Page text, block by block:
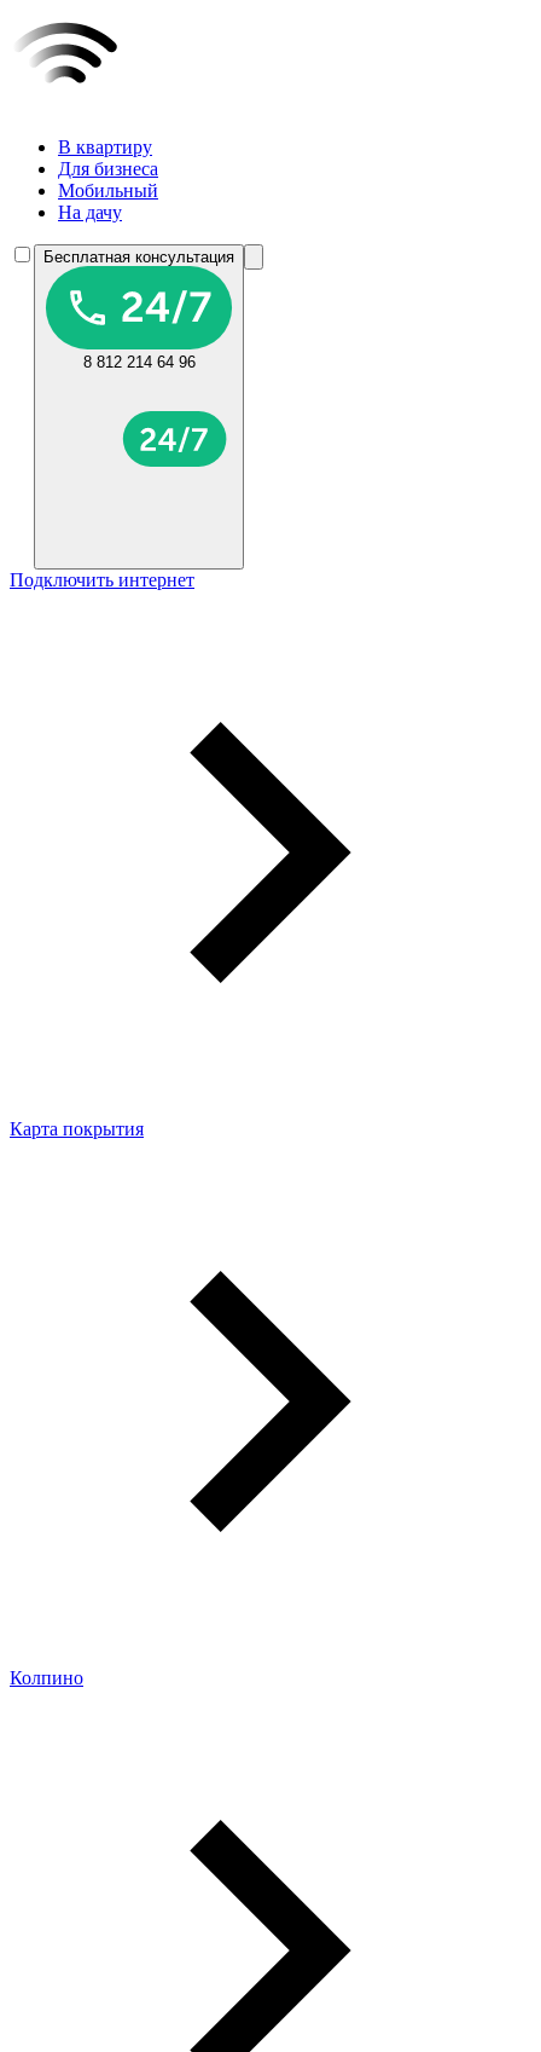
В квартиру
Для бизнеса
Мобильный
На дачу
Бесплатная консультация
8 812 214 64 96
Подключить интернет
Карта покрытия
Колпино